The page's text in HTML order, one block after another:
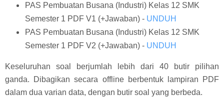
PAS Pembuatan Busana (Industri) Kelas 12 SMK
Semester 1 PDF V1 (+Jawaban) - UNDUH
PAS Pembuatan Busana (Industri) Kelas 12 SMK
Semester 1 PDF V2 (+Jawaban) - UNDUH
Keseluruhan soal berjumlah lebih dari 40 butir pilihan
ganda. Dibagikan secara offline berbentuk lampiran PDF
dalam dua varian data, dengan butir soal yang berbeda.